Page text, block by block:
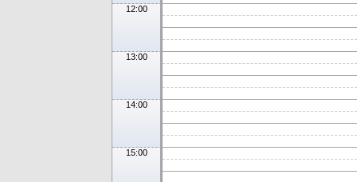
12:00
13:00
14:00
15:00